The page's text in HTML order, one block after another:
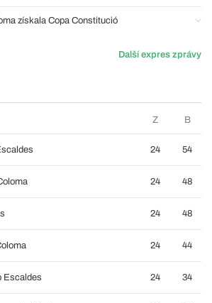
získala Copa Constitució
Další expres zprávy
Z B
24 54
24 48
24 48
24 44
Escaldes 24 34